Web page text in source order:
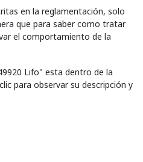
en la reglamentación, solo
que para saber como tratar
el comportamiento de la
Lifo" esta dentro de la
para observar su descripción y